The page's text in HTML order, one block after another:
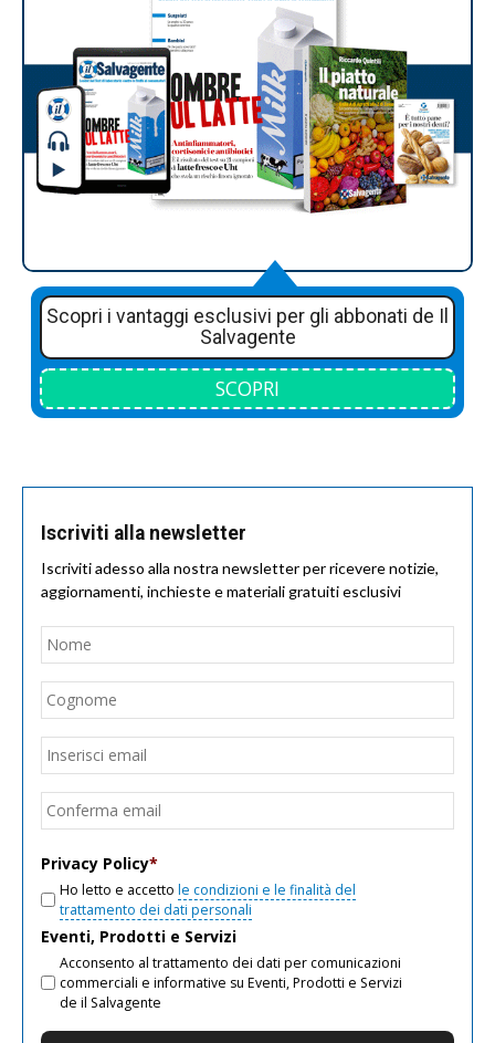
Scopri i vantaggi esclusivi per gli abbonati de Il
Salvagente
SCOPRI
Iscriviti alla newsletter
Iscriviti adesso alla nostra newsletter per ricevere notizie,
aggiornamenti, inchieste e materiali gratuiti esclusivi
Nome
Email
Privacy Policy*
Ho letto e accetto le condizioni e le finalità del
trattamento dei dati personali
Eventi, Prodotti e Servizi
Acconsento al trattamento dei dati per comunicazioni
commerciali e informative su Eventi, Prodotti e Servizi
de il Salvagente